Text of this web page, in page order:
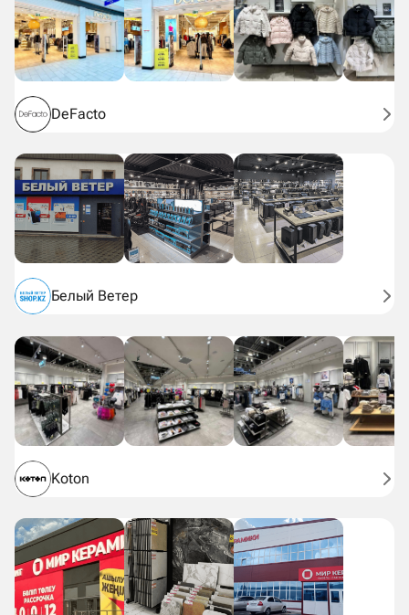
DeFacto
Белый Ветер
Koton